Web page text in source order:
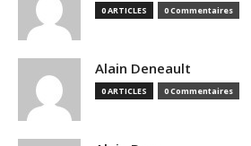
0 ARTICLES 0 Commentaires
Alain Deneault
0 ARTICLES 0 Commentaires